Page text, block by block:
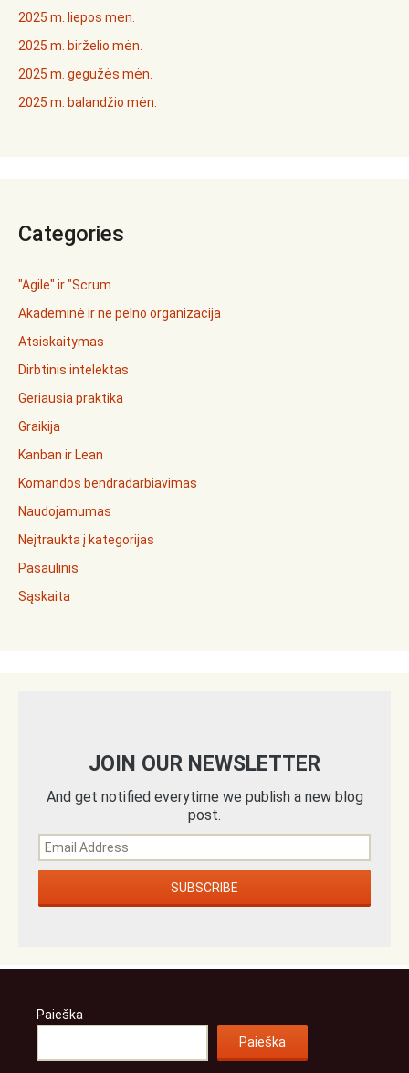
2025 m. liepos mėn.
2025 m. birželio mėn.
2025 m. gegužės mėn.
2025 m. balandžio mėn.
Categories
"Agile" ir "Scrum
Akademinė ir ne pelno organizacija
Atsiskaitymas
Dirbtinis intelektas
Geriausia praktika
Graikija
Kanban ir Lean
Komandos bendradarbiavimas
Naudojamumas
Neįtraukta į kategorijas
Pasaulinis
Sąskaita
JOIN OUR NEWSLETTER
And get notified everytime we publish a new blog
post.
Paieška
Paieška